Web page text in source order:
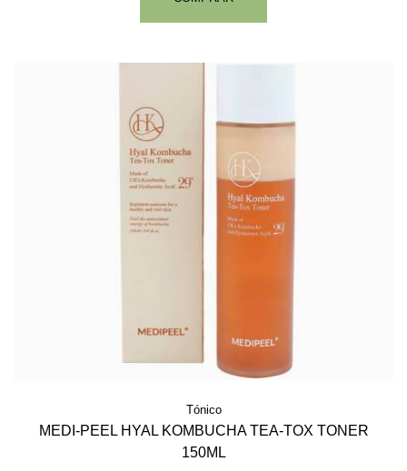
Tónico
MEDI-PEEL HYAL KOMBUCHA TEA-TOX TONER
150ML